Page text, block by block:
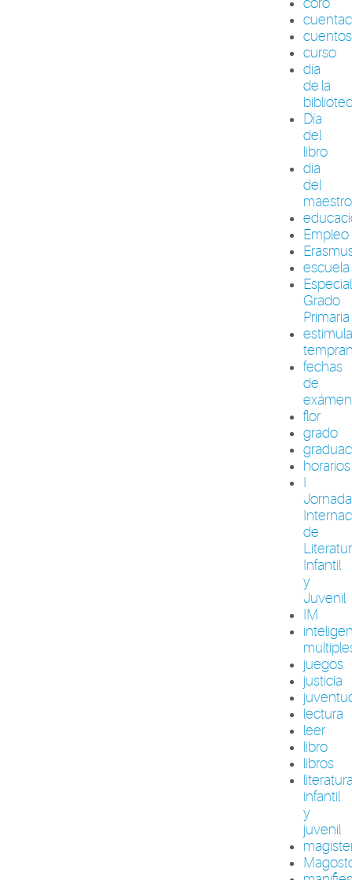
cuentos
curso
día
de la
Día
del
libro
día
del
maestro
Empleo
escuela
Grado
Primaria
fechas
de
flor
grado
horarios
I
de
Infantil
y
Juvenil
IM
juegos
justicia
lectura
leer
libro
libros
infantil
y
juvenil